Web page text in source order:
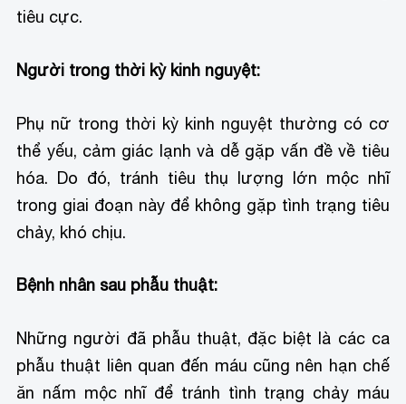
tiêu cực.
Người trong thời kỳ kinh nguyệt:
Phụ nữ trong thời kỳ kinh nguyệt thường có cơ
thể yếu, cảm giác lạnh và dễ gặp vấn đề về tiêu
hóa. Do đó, tránh tiêu thụ lượng lớn mộc nhĩ
trong giai đoạn này để không gặp tình trạng tiêu
chảy, khó chịu.
Bệnh nhân sau phẫu thuật:
Những người đã phẫu thuật, đặc biệt là các ca
phẫu thuật liên quan đến máu cũng nên hạn chế
ăn nấm mộc nhĩ để tránh tình trạng chảy máu